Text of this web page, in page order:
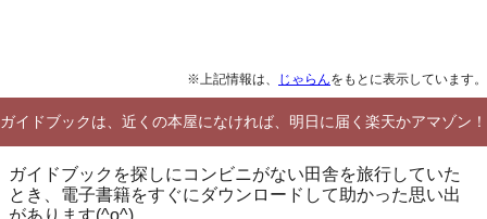
※上記情報は、 じゃらんをもとに表示しています。
ガイドブックは、近くの本屋になければ、明日に届く楽天かアマゾン！
ガイドブックを探しにコンビニがない田舎を旅行していた
とき、電子書籍をすぐにダウンロードして助かった思い出
があります(^o^)